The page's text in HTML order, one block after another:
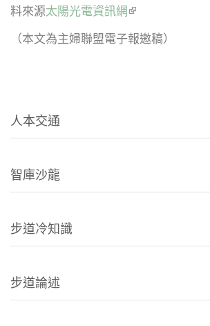
料來源太陽光電資訊網(link is external)
（本文為主婦聯盟電子報邀稿）
人本交通
智庫沙龍
步道冷知識
步道論述